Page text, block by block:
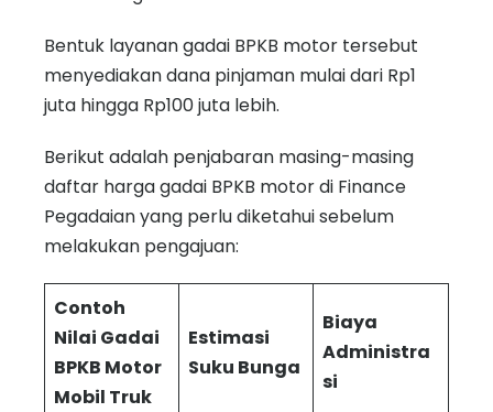
Bentuk layanan gadai BPKB motor tersebut
menyediakan dana pinjaman mulai dari Rp1
juta hingga Rp100 juta lebih.
Berikut adalah penjabaran masing-masing
daftar harga gadai BPKB motor di Finance
Pegadaian yang perlu diketahui sebelum
melakukan pengajuan:
Contoh
Nilai Gadai
BPKB Motor
Mobil Truk
Estimasi
Suku Bunga
Biaya
Administra
si